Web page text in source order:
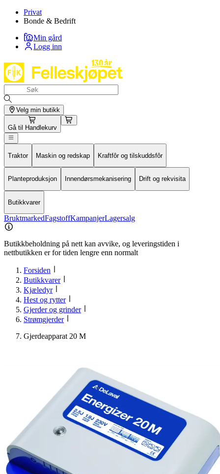
Privat
Bonde & Bedrift
Min gård
Logg inn
Velg min butikk
Gå til Handlekurv
Traktor Maskin og redskap Kraftfôr og tilskuddsfôr
Planteproduksjon Innendørsmekanisering Drift og rekvisita
Butikkvarer
BruktmarkedFagstoffKampanjerLagersalg
Butikkbeholdning på nett kan avvike, og leveringstiden i
nettbutikken er for tiden lengre enn normalt
Forsiden
Butikkvarer
Kjæledyr
Hest og rytter
Gjerder og grinder
Strømgjerder
Gjerdeapparat 20 M